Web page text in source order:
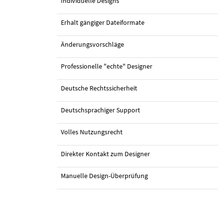
#1 Webdesign vonMarvelous
Erhalt gängiger Dateiformate
Änderungsvorschläge
Professionelle "echte" Designer
Deutsche Rechtssicherheit
Deutschsprachiger Support
Volles Nutzungsrecht
Direkter Kontakt zum Designer
Manuelle Design-Überprüfung